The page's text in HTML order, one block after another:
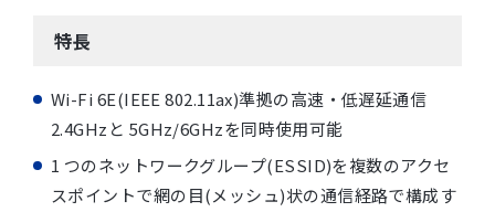
特長
Wi-Fi 6E(IEEE 802.11ax)準拠の高速・低遅延通信
2.4GHzと 5GHz/6GHzを同時使用可能
1 つのネットワークグループ(ESSID)を複数のアクセ
スポイントで網の目(メッシュ)状の通信経路で構成す